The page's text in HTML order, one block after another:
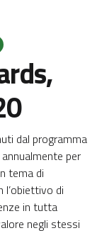
dal programma
per
tema di
l’obiettivo di
in tutta
negli stessi